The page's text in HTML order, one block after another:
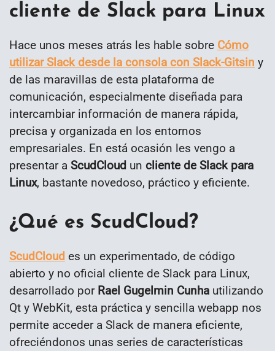
cliente de Slack para Linux
Hace unos meses atrás les hable sobre Cómo
utilizar Slack desde la consola con Slack-Gitsin y
de las maravillas de esta plataforma de
comunicación, especialmente diseñada para
intercambiar información de manera rápida,
precisa y organizada en los entornos
empresariales. En está ocasión les vengo a
presentar a ScudCloud un cliente de Slack para
Linux, bastante novedoso, práctico y eficiente.
¿Qué es ScudCloud?
ScudCloud es un experimentado, de código
abierto y no oficial cliente de Slack para Linux,
desarrollado por Rael Gugelmin Cunha utilizando
Qt y WebKit, esta práctica y sencilla webapp nos
permite acceder a Slack de manera eficiente,
ofreciéndonos unas series de características